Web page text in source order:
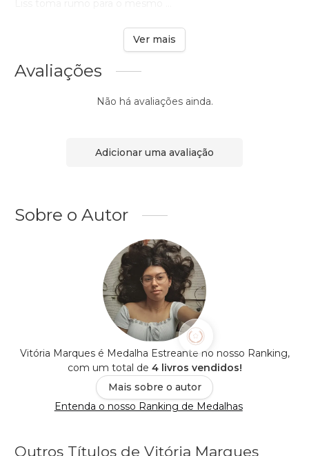
Ver mais
Avaliações
Não há avaliações ainda.
Adicionar uma avaliação
Sobre o Autor
Vitória Marques é Medalha Estreante no nosso Ranking,
com um total de 4 livros vendidos!
Mais sobre o autor
Entenda o nosso Ranking de Medalhas
Outros Títulos de Vitória Marques